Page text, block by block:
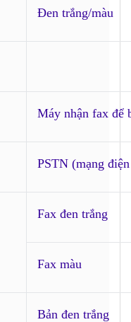
Đen trắng/màu
Máy nhận fax để
PSTN (mạng
Fax đen trắng
Fax màu
Bản đen trắng